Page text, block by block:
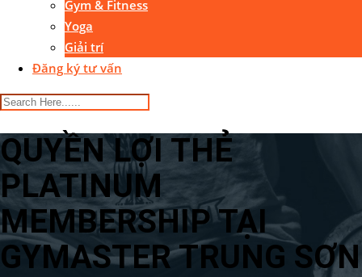
Gym & Fitness
Yoga
Giải trí
Đăng ký tư vấn
QUYỀN LỢI THẺ
PLATINUM
MEMBERSHIP TẠI
GYMASTER TRUNG SƠN